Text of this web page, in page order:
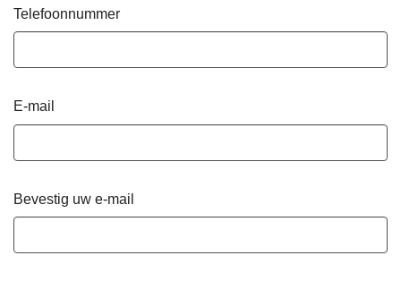
Telefoonnummer
E-mail
Bevestig uw e-mail